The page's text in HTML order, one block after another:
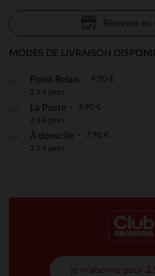
Réserver en
MODES DE LIVRAISON
Point Relais 4,90 €
2 à 4 jours
La Poste 4,90 €
2 à 4 jours
À domicile 7,90 €
2 à 4 jours
je m'abonne pour